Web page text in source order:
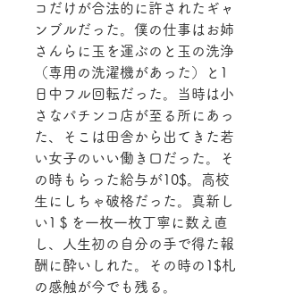
コだけが合法的に許されたギャ
ンブルだった。僕の仕事はお姉
さんらに玉を運ぶのと玉の洗浄
（専用の洗濯機があった）と1
日中フル回転だった。当時は小
さなパチンコ店が至る所にあっ
た、そこは田舎から出てきた若
い女子のいい働き口だった。そ
の時もらった給与が10$。高校
生にしちゃ破格だった。真新し
い1＄を一枚一枚丁寧に数え直
し、人生初の自分の手で得た報
酬に酔いしれた。その時の1$札
の感触が今でも残る。